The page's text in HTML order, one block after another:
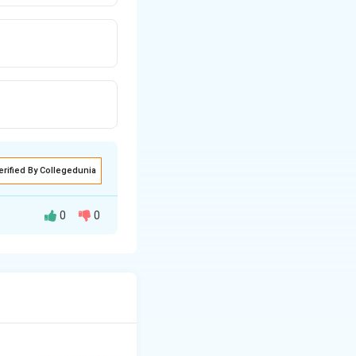
By Collegedunia
0 0